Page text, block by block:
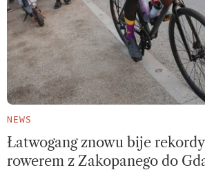
NEWS
Łatwogang znowu bije
rowerem z Zakopanego do